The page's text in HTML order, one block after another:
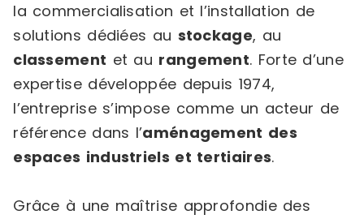
la commercialisation et l’installation de
solutions dédiées au stockage, au
classement et au rangement. Forte d’une
expertise développée depuis 1974,
l’entreprise s’impose comme un acteur de
référence dans l’aménagement des
espaces industriels et tertiaires.
Grâce à une maîtrise approfondie des